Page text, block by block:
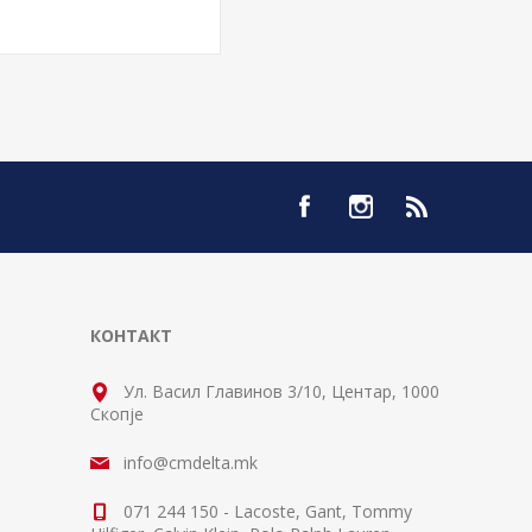
КОНТАКТ
Ул. Васил Главинов 3/10, Центар, 1000
Скопје
info@cmdelta.mk
071 244 150 - Lacoste, Gant, Tommy